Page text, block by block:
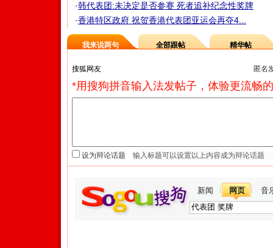
·韩代表团:未决定是否参赛 死者追补纪念性奖牌
·香港特区政府 祝贺香港代表团亚运会再夺4...
我来说两句 全部跟帖 精华帖
匿名
*用搜狗拼音输入法发帖子，体验更流畅
设为辩论话题
新闻 网页 音